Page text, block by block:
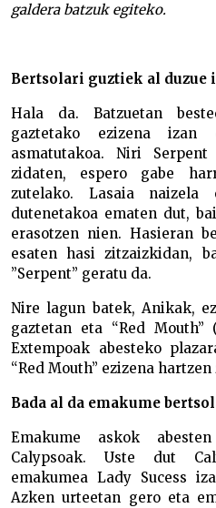
galdera batzuk egiteko.
Bertsolari guztiek al duzue
Hala da. Batzuetan
gaztetako ezizena izan
asmatutakoa. Niri
zidaten, espero gabe
zutelako. Lasaia
dutenetakoa ematen dut,
erasotzen nien. Hasieran
esaten hasi zitzaizkidan,
”Serpent” geratu da.
Nire lagun batek, Anikak,
gaztetan eta “Red
Extempoak abesteko
“Red Mouth” ezizena hartzen
Bada al da emakume
Emakume askok
Calypsoak. Uste dut
emakumea Lady Sucess
Azken urteetan gero eta